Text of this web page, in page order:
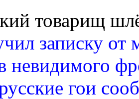
товарищ
записку от
невидимого
гои